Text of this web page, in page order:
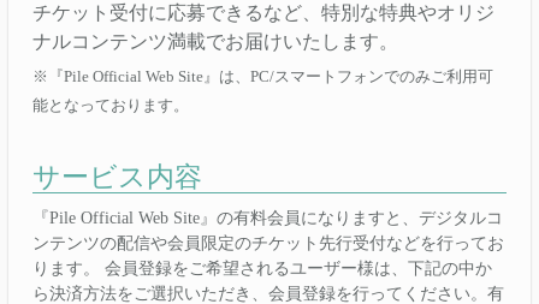
チケット受付に応募できるなど、特別な特典やオリジ
ナルコンテンツ満載でお届けいたします。
※『Pile Official Web Site』は、PC/スマートフォンでのみご利用可
能となっております。
サービス内容
『Pile Official Web Site』の有料会員になりますと、デジタルコ
ンテンツの配信や会員限定のチケット先行受付などを行ってお
ります。 会員登録をご希望されるユーザー様は、下記の中か
ら決済方法をご選択いただき、会員登録を行ってください。有